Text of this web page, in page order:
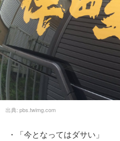
出典: pbs.twimg.com
・「今となってはダサい」